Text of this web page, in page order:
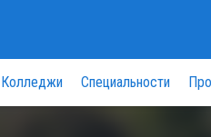
Колледжи Специальности